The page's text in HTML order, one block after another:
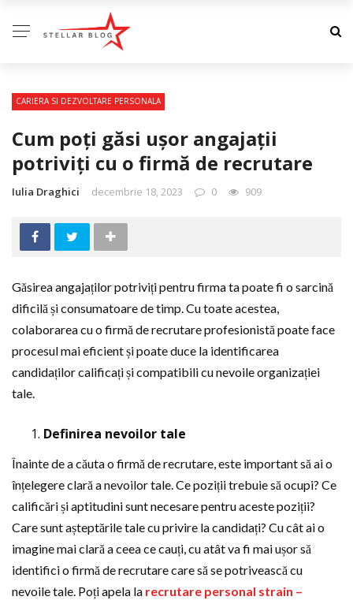
CARIERA SI DEZVOLTARE PERSONALA
Cum poți găsi ușor angajații
potriviți cu o firmă de recrutare
Iulia Draghici decembrie 18, 2023 0 909
Găsirea angajaților potriviți pentru firma ta poate fi o sarcină
dificilă și consumatoare de timp. Cu toate acestea,
colaborarea cu o firmă de recrutare profesionistă poate face
procesul mai eficient și poate duce la identificarea
candidaților calificați și compatibili cu nevoile organizației
tale.
Definirea nevoilor tale
Înainte de a căuta o firmă de recrutare, este important să ai o
înțelegere clară a nevoilor tale. Ce poziții trebuie să ocupi? Ce
calificări și aptitudini sunt necesare pentru aceste poziții?
Care sunt așteptările tale cu privire la candidați? Cu cât ai o
imagine mai clară a ceea ce cauți, cu atât va fi mai ușor să
identifici o firmă de recrutare care să se potrivească cu
nevoile tale. Poți apela la recrutare personal strain –